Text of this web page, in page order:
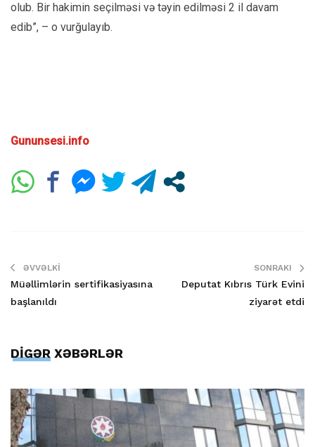
olub. Bir hakimin seçilməsi və təyin edilməsi 2 il davam
edib”, – o vurğulayıb.
Gununsesi.info
ƏVVƏLKI
Müəllimlərin sertifikasiyasına
başlanıldı
SONRAKI
Deputat Kıbrıs Türk Evini
ziyarət etdi
DİGƏR XƏBƏRLƏR